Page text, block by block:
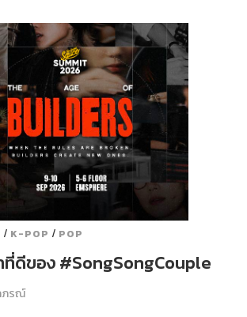
/ K-POP / POP
ที่ดีของ #SongSongCouple
ภรณ์